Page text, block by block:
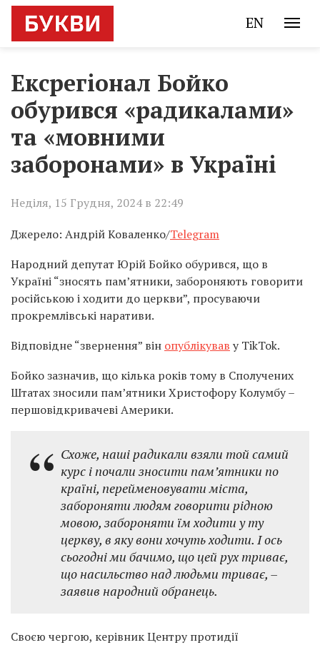
EN
Ексрегіонал Бойко
обурився «радикалами»
та «мовними
заборонами» в Україні
Неділя, 15 Грудня, 2024 в 22:49
Джерело: Андрій Коваленко/Telegram
Народний депутат Юрій Бойко обурився, що в
Україні “зносять пам’ятники, забороняють говорити
російською і ходити до церкви”, просуваючи
прокремлівські наративи.
Відповідне “звернення” він опублікував у TikTok.
Бойко зазначив, що кілька років тому в Сполучених
Штатах зносили памʼятники Христофору Колумбу –
першовідкривачеві Америки.
Схоже, наші радикали взяли той самий
курс і почали зносити памʼятники по
країні, перейменовувати міста,
забороняти людям говорити рідною
мовою, забороняти їм ходити у ту
церкву, в яку вони хочуть ходити. І ось
сьогодні ми бачимо, що цей рух триває,
що насильство над людьми триває, –
заявив народний обранець.
Своєю чергою, керівник Центру протидії